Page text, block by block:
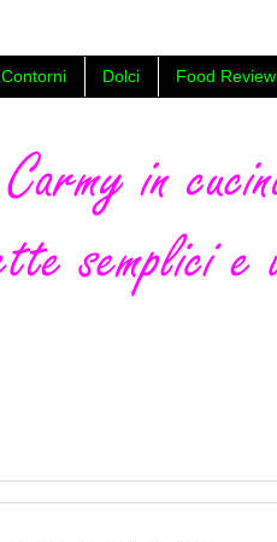
Contorni Dolci Food Review